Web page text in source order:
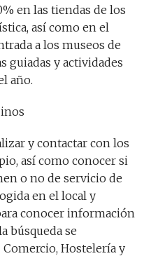
en las tiendas de los
así como en el
a los museos de
guiadas y actividades
año.
y contactar con los
así como conocer si
o no de servicio de
en el local y
conocer información
búsqueda se
Hostelería y